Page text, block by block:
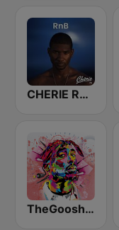
CHERIE RNB
TheGoosh Radio - R&B